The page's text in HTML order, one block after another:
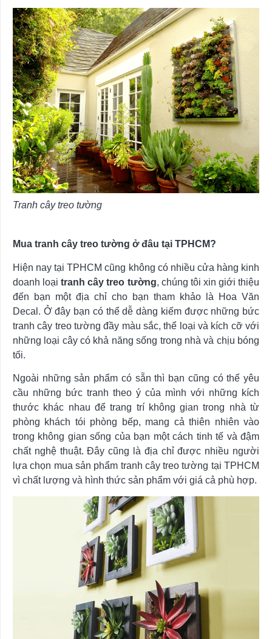
Tranh cây treo tường
Mua tranh cây treo tường ở đâu tại TPHCM?
Hiện nay tại TPHCM cũng không có nhiều cửa hàng kinh
doanh loại tranh cây treo tường, chúng tôi xin giới thiệu
đến bạn một địa chỉ cho bạn tham khảo là Hoa Văn
Decal. Ở đây bạn có thể dễ dàng kiếm được những bức
tranh cây treo tường đầy màu sắc, thể loại và kích cỡ với
những loại cây có khả năng sống trong nhà và chịu bóng
tối.
Ngoài những sản phẩm có sẵn thì bạn cũng có thể yêu
cầu những bức tranh theo ý của mình với những kích
thước khác nhau để trang trí không gian trong nhà từ
phòng khách tói phòng bếp, mang cả thiên nhiên vào
trong không gian sống của bạn một cách tinh tế và đậm
chất nghệ thuật. Đây cũng là địa chỉ được nhiều người
lựa chọn mua sản phẩm tranh cây treo tường tại TPHCM
vì chất lượng và hình thức sản phẩm với giá cả phù hợp.